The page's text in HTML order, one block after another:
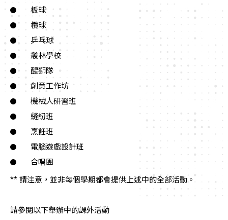
板球
欖球
乒乓球
叢林學校
醒獅隊
創意工作坊
機械人研習班
縫紉班
烹飪班
電腦遊戲設計班
合唱團
** 請注意，並非每個學期都會提供上述中的全部活動。
請參閱以下舉辦中的課外活動